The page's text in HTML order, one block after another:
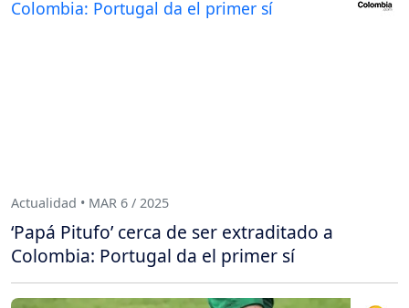
Actualidad • MAR 6 / 2025
‘Papá Pitufo’ cerca de ser extraditado a
Colombia: Portugal da el primer sí